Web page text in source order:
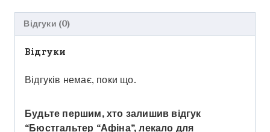
Відгуки (0)
Відгуки
Відгуків немає, поки що.
Будьте першим, хто залишив відгук
“Бюстгальтер “Афіна”, лекало для